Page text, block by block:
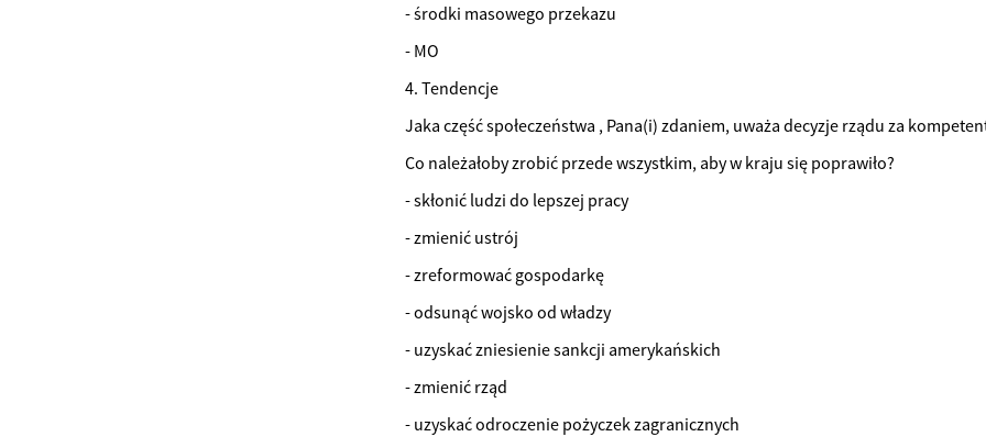
- środki masowego przekazu
- MO
4. Tendencje
Jaka część społeczeństwa , Pana(i) zdaniem, uważa decyzje rządu za
Co należałoby zrobić przede wszystkim, aby w kraju się poprawiło?
- skłonić ludzi do lepszej pracy
- zmienić ustrój
- zreformować gospodarkę
- odsunąć wojsko od władzy
- uzyskać zniesienie sankcji amerykańskich
- zmienić rząd
- uzyskać odroczenie pożyczek zagranicznych